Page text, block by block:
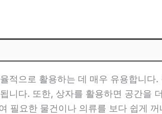
적으로 활용하는 데 매우 유용합니
니다. 또한, 상자를 활용하면 공간을
필요한 물건이나 의류를 보다 쉽게